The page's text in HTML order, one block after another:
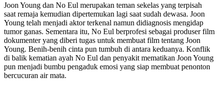
Joon Young dan No Eul merupakan teman sekelas yang terpisah
saat remaja kemudian dipertemukan lagi saat sudah dewasa. Joon
Young telah menjadi aktor terkenal namun didiagnosis mengidap
tumor ganas. Sementara itu, No Eul berprofesi sebagai produser film
dokumenter yang diberi tugas untuk membuat film tentang Joon
Young. Benih-benih cinta pun tumbuh di antara keduanya. Konflik
di balik kematian ayah No Eul dan penyakit mematikan Joon Young
pun menjadi bumbu pengaduk emosi yang siap membuat penonton
bercucuran air mata.